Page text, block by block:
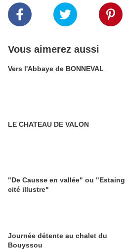
Vous aimerez aussi
Vers l'Abbaye de BONNEVAL
LE CHATEAU DE VALON
"De Causse en vallée" ou "Estaing
cité illustre"
Journée détente au chalet du
Bouyssou